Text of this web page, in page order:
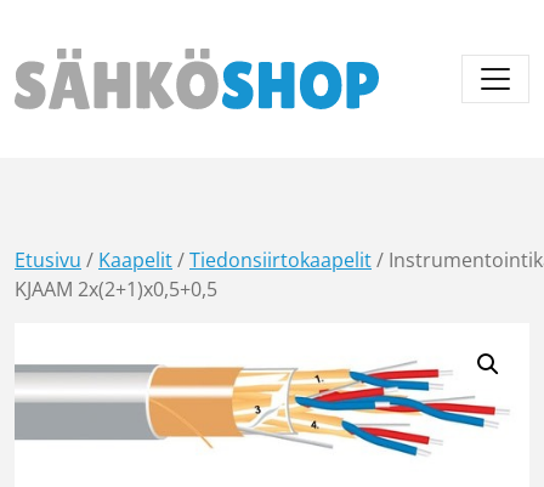
Päävalikko
Etusivu / Kaapelit/Tiedonsiirtokaapelit/
KJAAM 2x(2+1)x0,5+0,5